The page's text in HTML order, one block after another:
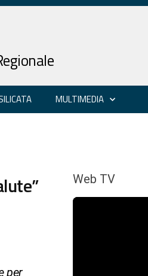
MULTIMEDIA
per
Web TV